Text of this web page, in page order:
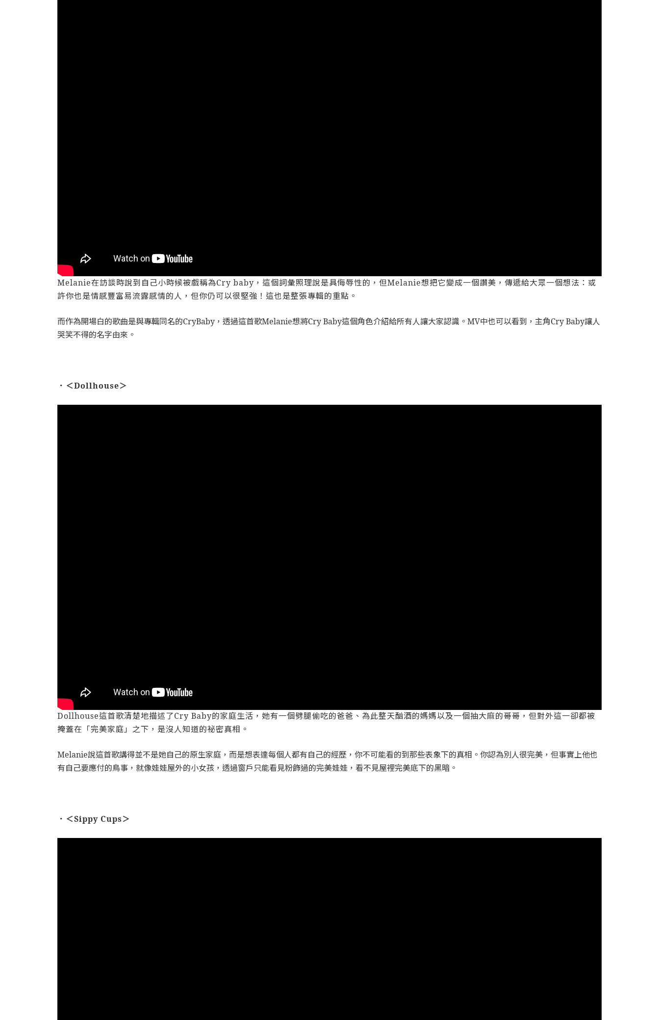
Melanie在訪談時說到自己小時候被戲稱為Cry baby，這個詞彙照理說是具侮辱性的，但Melanie想把它變成一個讚美，傳遞給大眾一個想法：或
許你也是情感豐富易流露感情的人，但你仍可以很堅強！這也是整張專輯的重點。
而作為開場白的歌曲是與專輯同名的CryBaby，透過這首歌Melanie想將Cry Baby這個角色介紹給所有人讓大家認識。MV中也可以看到，主角Cry Baby讓人
哭笑不得的名字由來。
．＜Dollhouse＞
Dollhouse這首歌清楚地描述了Cry Baby的家庭生活，她有一個劈腿偷吃的爸爸、為此整天酗酒的媽媽以及一個抽大麻的哥哥，但對外這一卻都被
掩蓋在「完美家庭」之下，是沒人知道的祕密真相。
Melanie說這首歌講得並不是她自己的原生家庭，而是想表達每個人都有自己的經歷，你不可能看的到那些表象下的真相。你認為別人很完美，但事實上他也
有自己要應付的鳥事，就像娃娃屋外的小女孩，透過窗戶只能看見粉飾過的完美娃娃，看不見屋裡完美底下的黑暗。
．＜Sippy Cups＞